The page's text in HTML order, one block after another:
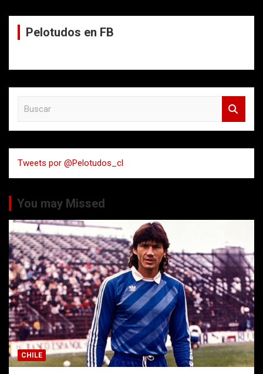
Pelotudos en FB
a
r
Tweets por @Pelotudos_cl
You may Missed
CHILE